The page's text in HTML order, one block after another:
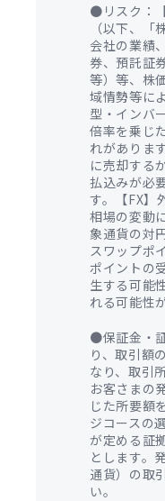
●リスク：
（以下、
会社の業績
券、預託証
等）等、株
域情勢等に
型・インバ
倍率を乗じ
れがありま
に売却する
払込みが必
す。【FX】
相場の変動
象通貨の対
スワップポ
ポイントの
生する可能
れる可能性
●保証金・
り、取引額
なり、取引
お客さまの
じた所要額
ジコースの
が定める証
とします。
通貨）の取
い。